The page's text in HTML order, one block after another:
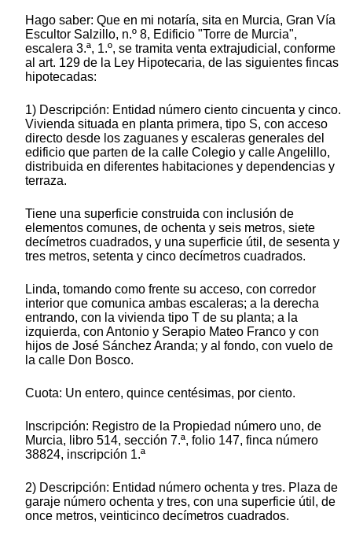
Hago saber: Que en mi notaría, sita en Murcia, Gran Vía
Escultor Salzillo, n.º 8, Edificio "Torre de Murcia",
escalera 3.ª, 1.º, se tramita venta extrajudicial, conforme
al art. 129 de la Ley Hipotecaria, de las siguientes fincas
hipotecadas:
1) Descripción: Entidad número ciento cincuenta y cinco.
Vivienda situada en planta primera, tipo S, con acceso
directo desde los zaguanes y escaleras generales del
edificio que parten de la calle Colegio y calle Angelillo,
distribuida en diferentes habitaciones y dependencias y
terraza.
Tiene una superficie construida con inclusión de
elementos comunes, de ochenta y seis metros, siete
decímetros cuadrados, y una superficie útil, de sesenta y
tres metros, setenta y cinco decímetros cuadrados.
Linda, tomando como frente su acceso, con corredor
interior que comunica ambas escaleras; a la derecha
entrando, con la vivienda tipo T de su planta; a la
izquierda, con Antonio y Serapio Mateo Franco y con
hijos de José Sánchez Aranda; y al fondo, con vuelo de
la calle Don Bosco.
Cuota: Un entero, quince centésimas, por ciento.
Inscripción: Registro de la Propiedad número uno, de
Murcia, libro 514, sección 7.ª, folio 147, finca número
38824, inscripción 1.ª
2) Descripción: Entidad número ochenta y tres. Plaza de
garaje número ochenta y tres, con una superficie útil, de
once metros, veinticinco decímetros cuadrados.